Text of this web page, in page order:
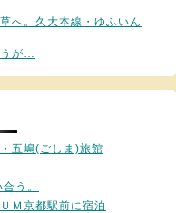
へ。久大本線・ゆふいん
うが…
五嶋(ごしま)旅館
う。
Ｍ京都駅前に宿泊